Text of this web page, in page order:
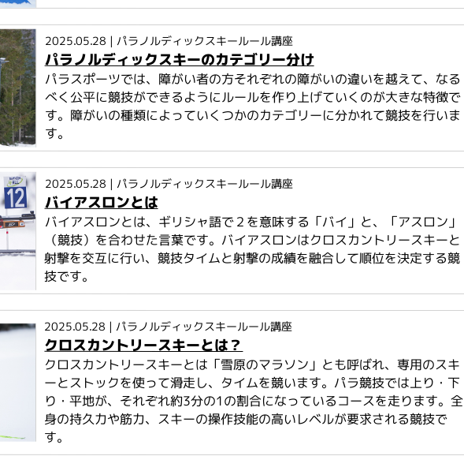
2025.05.28 | パラノルディックスキールール講座
パラノルディックスキーのカテゴリー分け
パラスポーツでは、障がい者の方それぞれの障がいの違いを越えて、なる
べく公平に競技ができるようにルールを作り上げていくのが大きな特徴で
す。障がいの種類によっていくつかのカテゴリーに分かれて競技を行いま
す。
2025.05.28 | パラノルディックスキールール講座
バイアスロンとは
バイアスロンとは、ギリシャ語で２を意味する「バイ」と、「アスロン」
（競技）を合わせた言葉です。バイアスロンはクロスカントリースキーと
射撃を交互に行い、競技タイムと射撃の成績を融合して順位を決定する競
技です。
2025.05.28 | パラノルディックスキールール講座
クロスカントリースキーとは？
クロスカントリースキーとは「雪原のマラソン」とも呼ばれ、専用のスキ
ーとストックを使って滑走し、タイムを競います。パラ競技では上り・下
り・平地が、それぞれ約3分の1の割合になっているコースを走ります。全
身の持久力や筋力、スキーの操作技能の高いレベルが要求される競技で
す。